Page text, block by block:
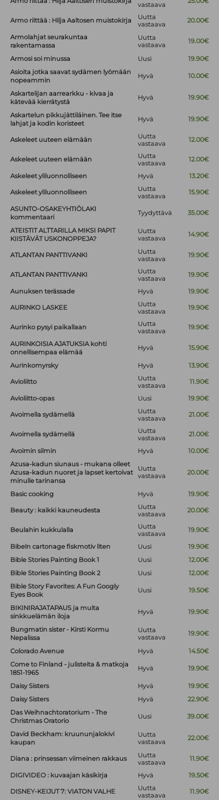
vastaava
Armo riittää : Hilja Aaltosen muistokirja
Uutta
vastaava
20.00€
Armolahjat seurakuntaa
rakentamassa
Uutta
vastaava
19.00€
Armosi soi minussa Uusi
19.90€
Asioita jotka saavat sydämen lyömään
nopeammin
Hyvä 10.00€
Askartelijan aarrearkku - kivaa ja
kätevää kierrätystä
Hyvä 19.90€
Askartelun pikkujättiläinen. Tee itse
lahjat ja kodin koristeet
Hyvä 19.90€
Askeleet uuteen elämään
Uutta
vastaava
12.00€
Askeleet uuteen elämään
Uutta
vastaava
12.00€
Askeleet yliluonnolliseen Hyvä 13.20€
Askeleet yliluonnolliseen
Uutta
vastaava
15.90€
ASUNTO-OSAKEYHTIÖLAKI
kommentaari
Tyydyttävä 35.00€
ATEISTIT ALTTARILLA MIKSI PAPIT
KIISTÄVÄT USKONOPPEJA?
Uutta
vastaava
14.90€
ATLANTAN PANTTIVANKI
Uutta
vastaava
19.90€
ATLANTAN PANTTIVANKI
Uutta
vastaava
19.90€
Aunuksen terässade Hyvä 19.90€
AURINKO LASKEE
Uutta
vastaava
19.90€
Aurinko pysyi paikallaan
Uutta
vastaava
19.90€
AURINKOISIA AJATUKSIA kohti
onnellisempaa elämää
Hyvä 15.90€
Aurinkomyrsky Hyvä 13.90€
Avioliitto
Uutta
vastaava
11.90€
Avioliitto-opas Uusi 19.90€
Avoimella sydämellä
Uutta
vastaava
21.00€
Avoimella sydämellä
Uutta
vastaava
21.00€
Avoimin silmin Hyvä
10.00€
Azusa-kadun siunaus - mukana olleet
Azusa-kadun nuoret ja lapset kertoivat
minulle tarinansa
Uutta
vastaava
20.00€
Basic cooking Hyvä 19.90€
Beauty : kaikki kauneudesta
Uutta
vastaava
20.00€
Beulahin kukkulalla
Uutta
vastaava
19.90€
Bibeln cartonage fiskmotiv liten Uusi
19.90€
Bible Stories Painting Book 1
Uusi
12.00€
Bible Stories Painting Book 2
Uusi
12.00€
Bible Story Favorites: A Fun Googly
Eyes Book
Uusi 19.50€
BIKINIRAJATAPAUS ja muita
sinkkuelämän iloja
Hyvä 19.90€
Bungmatin sister - Kirsti Kormu
Nepalissa
Uutta
vastaava
19.90€
Colorado Avenue Hyvä
14.50€
Come to Finland - julisteita & matkoja
1851-1965
Hyvä 19.90€
Daisy Sisters Hyvä
19.90€
Daisy Sisters
Hyvä
22.90€
Das Weihnachtoratorium - The
Christmas Oratorio
Uusi 39.00€
David Beckham: kruununjalokivi
kaupan
Uutta
vastaava
22.00€
Diana : prinsessan viimeinen rakkaus
Uutta
vastaava
11.90€
DIGIVIDEO : kuvaajan käsikirja Hyvä 19.50€
DISNEY-KEIJUT 7: VIATON VALHE
Uutta
vastaava
11.90€